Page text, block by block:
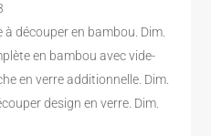
à découper en bambou. Dim.
en bambou avec vide-
en verre additionnelle. Dim.
design en verre. Dim.